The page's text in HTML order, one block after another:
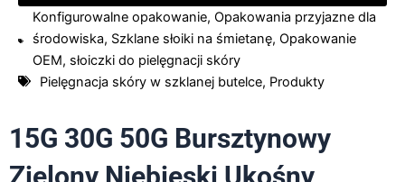
Konfigurowalne opakowanie, Opakowania przyjazne dla
środowiska, Szklane słoiki na śmietanę, Opakowanie
OEM, słoiczki do pielęgnacji skóry
Pielęgnacja skóry w szklanej butelce, Produkty
15G 30G 50G Bursztynowy